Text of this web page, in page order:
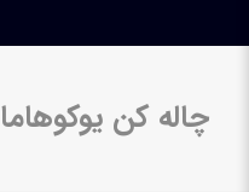
چاله کن یوکوهاما